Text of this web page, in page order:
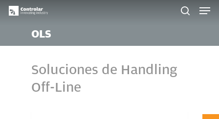
Skip
OLS
Soluciones de Handling
Off-Line